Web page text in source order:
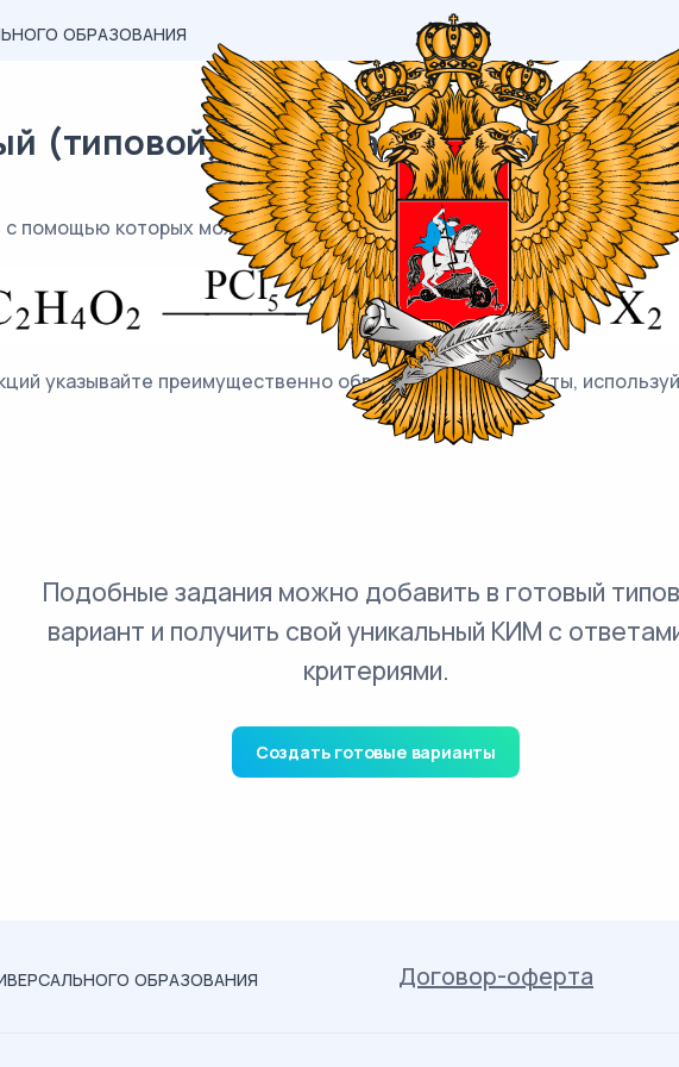
ОБРАЗОВАНИЯ
(типовой) материал ЕГЭ / Химия /
с помощью которых можно осуществить следующие превращения:
указывайте преимущественно образующиеся продукты,
Подобные задания можно добавить в готовый
вариант и получить свой уникальный КИМ с
критериями.
Создать готовые варианты
ОБРАЗОВАНИЯ Договор-оферта